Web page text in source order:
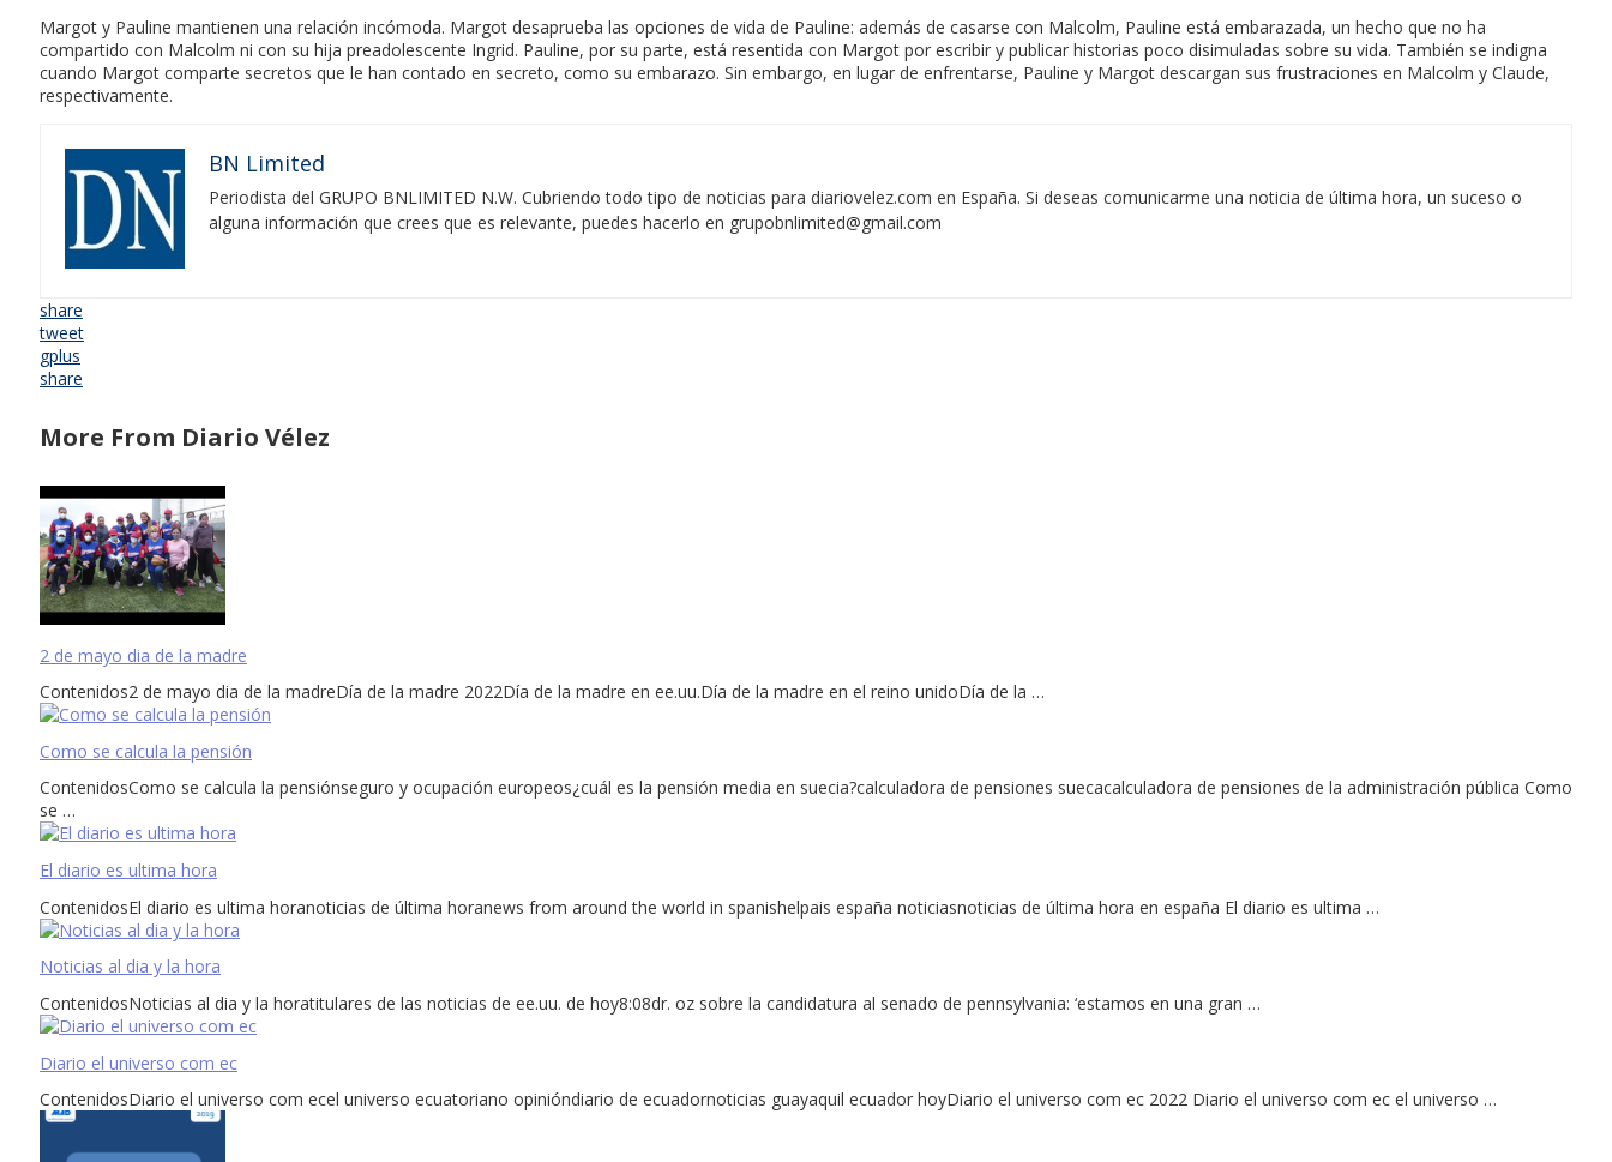
Margot y Pauline mantienen una relación incómoda. Margot desaprueba las opciones de vida de Pauline: además de casarse con Malcolm, Pauline está embarazada, un hecho que no ha
compartido con Malcolm ni con su hija preadolescente Ingrid. Pauline, por su parte, está resentida con Margot por escribir y publicar historias poco disimuladas sobre su vida. También se indigna
cuando Margot comparte secretos que le han contado en secreto, como su embarazo. Sin embargo, en lugar de enfrentarse, Pauline y Margot descargan sus frustraciones en Malcolm y Claude,
respectivamente.
BN Limited
Periodista del GRUPO BNLIMITED N.W. Cubriendo todo tipo de noticias para diariovelez.com en España. Si deseas comunicarme una noticia de última hora, un suceso o
alguna información que crees que es relevante, puedes hacerlo en grupobnlimited@gmail.com
share
tweet
gplus
share
More From Diario Vélez
2 de mayo dia de la madre
Contenidos2 de mayo dia de la madreDía de la madre 2022Día de la madre en ee.uu.Día de la madre en el reino unidoDía de la …
Como se calcula la pensión
ContenidosComo se calcula la pensiónseguro y ocupación europeos¿cuál es la pensión media en suecia?calculadora de pensiones suecacalculadora de pensiones de la administración pública Como
se …
El diario es ultima hora
ContenidosEl diario es ultima horanoticias de última horanews from around the world in spanishelpais españa noticiasnoticias de última hora en españa El diario es ultima …
Noticias al dia y la hora
ContenidosNoticias al dia y la horatitulares de las noticias de ee.uu. de hoy8:08dr. oz sobre la candidatura al senado de pennsylvania: ‘estamos en una gran …
Diario el universo com ec
ContenidosDiario el universo com ecel universo ecuatoriano opinióndiario de ecuadornoticias guayaquil ecuador hoyDiario el universo com ec 2022 Diario el universo com ec el universo …